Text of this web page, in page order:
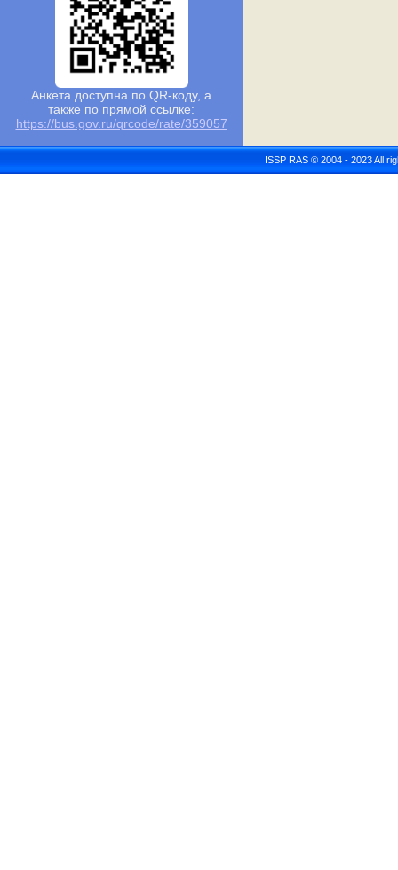
Анкета доступна по QR-коду, а
также по прямой ссылке:
https://bus.gov.ru/qrcode/rate/359057
ISSP RAS © 2004 - 2023 All